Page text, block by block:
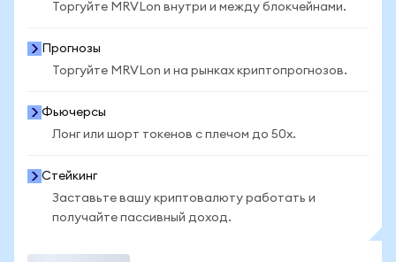
Торгуйте MRVLon внутри и между блокчейнами.
Прогнозы
Торгуйте MRVLon и на рынках криптопрогнозов.
Фьючерсы
Лонг или шорт токенов с плечом до 50x.
Стейкинг
Заставьте вашу криптовалюту работать и
получайте пассивный доход.